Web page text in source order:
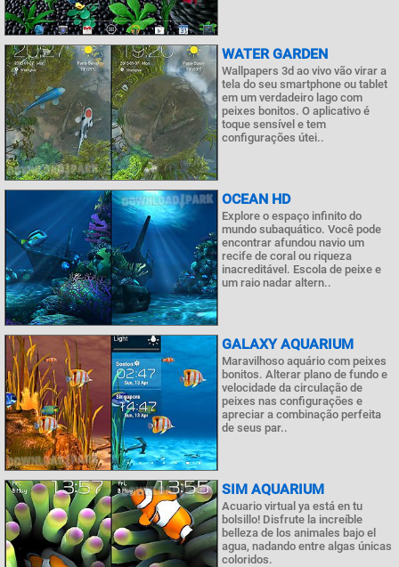
WATER GARDEN
Wallpapers 3d ao vivo vão virar a
tela do seu smartphone ou tablet
em um verdadeiro lago com
peixes bonitos. O aplicativo é
toque sensível e tem
configurações útei..
OCEAN HD
Explore o espaço infinito do
mundo subaquático. Você pode
encontrar afundou navio um
recife de coral ou riqueza
inacreditável. Escola de peixe e
um raio nadar altern..
GALAXY AQUARIUM
Maravilhoso aquário com peixes
bonitos. Alterar plano de fundo e
velocidade da circulação de
peixes nas configurações e
apreciar a combinação perfeita
de seus par..
SIM AQUARIUM
Acuario virtual ya está en tu
bolsillo! Disfrute la increíble
belleza de los animales bajo el
agua, nadando entre algas únicas
coloridos.